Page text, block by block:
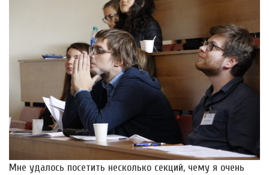
Мне удалось посетить несколько секций, чему я очень